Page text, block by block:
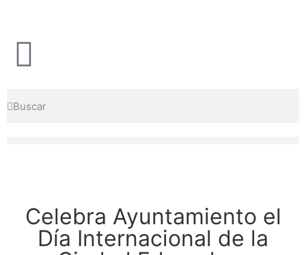
Celebra Ayuntamiento el
Día Internacional de la